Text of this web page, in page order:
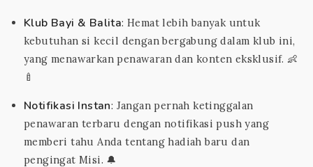
Klub Bayi & Balita: Hemat lebih banyak untuk
kebutuhan si kecil dengan bergabung dalam klub ini,
yang menawarkan penawaran dan konten eksklusif. 👶
🍼
Notifikasi Instan: Jangan pernah ketinggalan
penawaran terbaru dengan notifikasi push yang
memberi tahu Anda tentang hadiah baru dan
pengingat Misi. 🔔